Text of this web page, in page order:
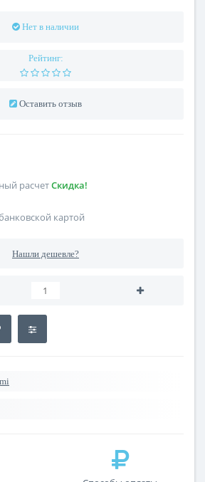
Нет в наличии
Рейтинг:
Оставить отзыв
расчетСкидка!
картой
Нашли дешевле?